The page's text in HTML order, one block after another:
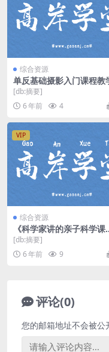
综合资源
单反基础摄影入门课程教
训零基础实战摄影私教-蚂
影大白话视频教程（超清
版）百度网盘分享
[db:摘要]
6 年前
4
VIP
综合资源
《科学家讲的亲子科学课
（一）》MP3音频 百度网
载
[db:摘要]
6 年前
9
评论(0)
您的邮箱地址不会被公